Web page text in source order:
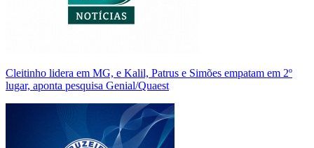
Cleitinho lidera em MG, e Kalil, Patrus e Simões empatam em 2º
lugar, aponta pesquisa Genial/Quaest